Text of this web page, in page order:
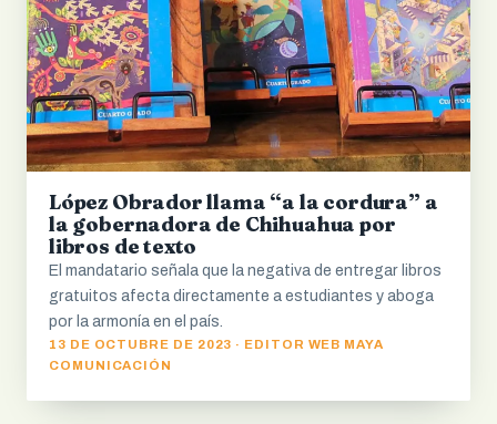
López Obrador llama “a la cordura” a
la gobernadora de Chihuahua por
libros de texto
El mandatario señala que la negativa de entregar libros
gratuitos afecta directamente a estudiantes y aboga
por la armonía en el país.
13 DE OCTUBRE DE 2023 · EDITOR WEB MAYA
COMUNICACIÓN